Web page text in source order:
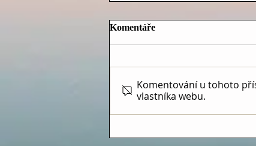
JEDNA Z
Komentáře
Komentování u tohoto
vlastníka webu.